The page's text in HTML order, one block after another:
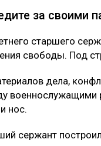
за своими
старшего
свободы. Под
дела,
военнослужащими
нос.
сержант